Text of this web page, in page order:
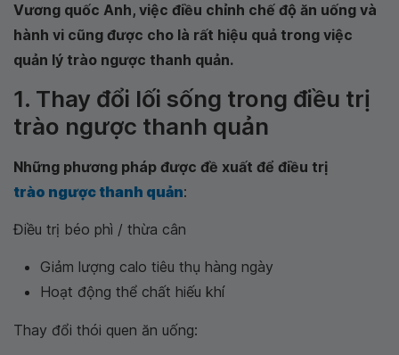
Vương quốc Anh, việc điều chỉnh chế độ ăn uống và
hành vi cũng được cho là rất hiệu quả trong việc
quản lý trào ngược thanh quản.
1. Thay đổi lối sống trong điều trị
trào ngược thanh quản
Những phương pháp được đề xuất để điều trị
trào ngược thanh quản:
Điều trị béo phì / thừa cân
Giảm lượng calo tiêu thụ hàng ngày
Hoạt động thể chất hiếu khí
Thay đổi thói quen ăn uống: